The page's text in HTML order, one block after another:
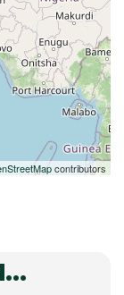
contributors